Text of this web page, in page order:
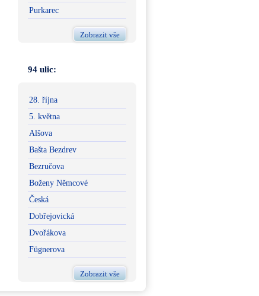
Purkarec
Zobrazit vše
94 ulic:
28. října
5. května
Alšova
Bašta Bezdrev
Bezručova
Boženy Němcové
Česká
Dobřejovická
Dvořákova
Fügnerova
Zobrazit vše